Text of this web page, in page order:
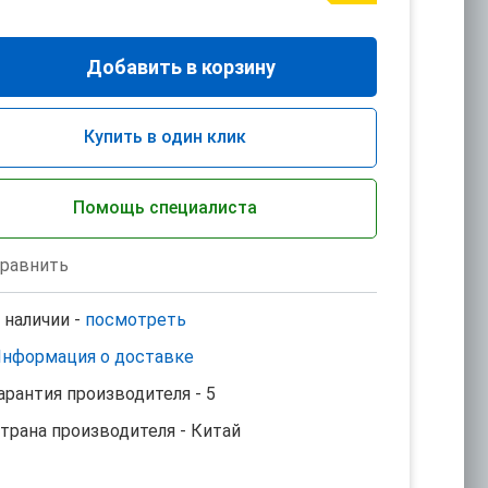
Добавить в корзину
Купить в один клик
Помощь специалиста
наличии - посмотреть
о доставке
производителя - 5
производителя - Китай